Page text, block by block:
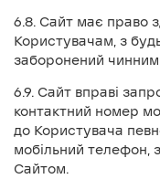
6.8. Сайт має право
Користувачам, з
заборонений
6.9. Сайт вправі
контактний номер
до Користувача
мобільний телефон,
Сайтом.